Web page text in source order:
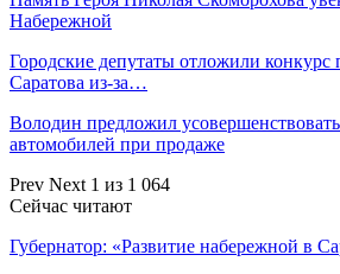
Набережной
Городские депутаты отложили конкурс
Саратова из-за…
Володин предложил
автомобилей при продаже
Prev Next 1 из 1 064
Сейчас читают
Губернатор: «Развитие набережной в